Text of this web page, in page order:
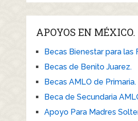
APOYOS EN MÉXICO.
Becas Bienestar para las
Becas de Benito Juarez.
Becas AMLO de Primaria.
Beca de Secundaria
Apoyo Para Madres